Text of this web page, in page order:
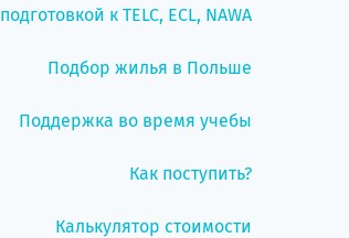
подготовкой к TELC, ECL, NAWA
Подбор жилья в Польше
Поддержка во время учебы
Как поступить?
Калькулятор стоимости